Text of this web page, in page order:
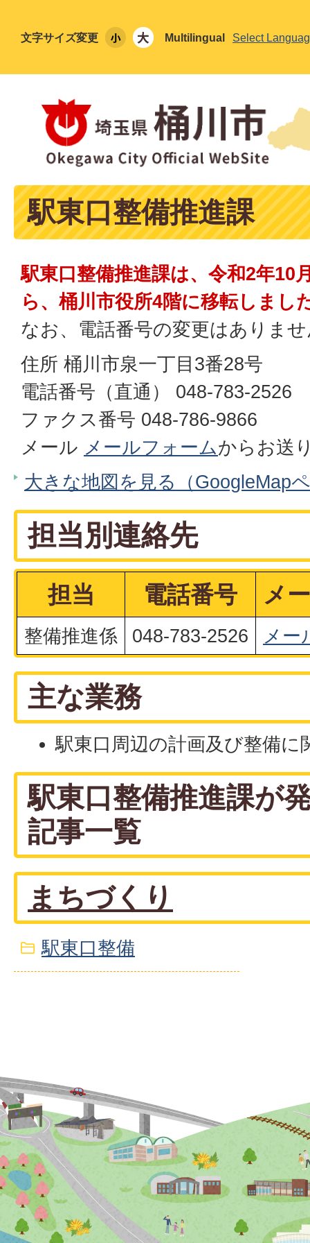
文字サイズ変更 Multilingual Select
駅東口整備推進課
駅東口整備推進課は、令和2年10
ら、桶川市役所4階に移転しまし
なお、電話番号の変更はありま
住所 桶川市泉一丁目3番28号
電話番号（直通） 048-783-2526
ファクス番号 048-786-9866
メール メールフォームからお送
大きな地図を見る（GoogleMap
担当別連絡先
担当 電話番号 メ
整備推進係 048-783-2526 メー
主な業務
駅東口周辺の計画及び整備に
駅東口整備推進課が
記事一覧
まちづくり
駅東口整備